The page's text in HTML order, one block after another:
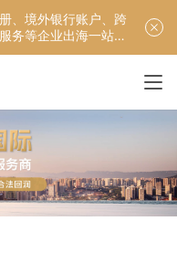
、境外银行账户、跨
务等企业出海一站式